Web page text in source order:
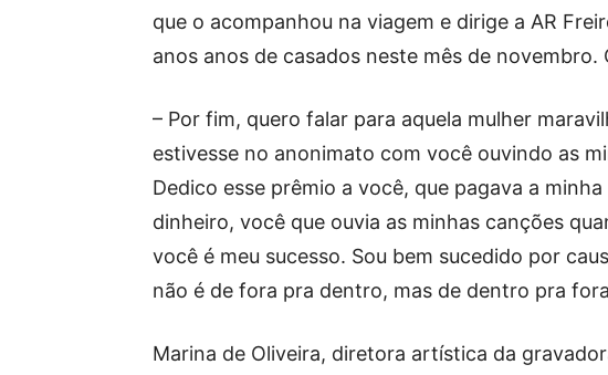
que o acompanhou na viagem e dirige a AR
anos anos de casados neste mês de novembro.
– Por fim, quero falar para aquela mulher
estivesse no anonimato com você ouvindo as
Dedico esse prêmio a você, que pagava a
dinheiro, você que ouvia as minhas canções
você é meu sucesso. Sou bem sucedido por
não é de fora pra dentro, mas de dentro pra
Marina de Oliveira, diretora artística da